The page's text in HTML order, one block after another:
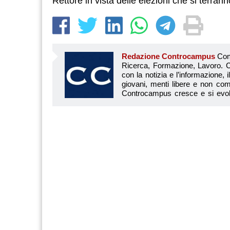
Redazione Controcampus Controcampus è Il magazine più letto dai giovani su: Scuola, Università, Ricerca, Formazione, Lavoro. Controcampus nasce nell’ottobre 2001 con la missione di affiancare con la notizia e l’informazione, il mondo dell’istruzione e dell’università. Il suo cuore pulsante sono i giovani, menti libere e non compromesse da nessun interesse di parte. Il progetto è ambizioso e Controcampus cresce e si evolve arricchendo il proprio staff con nuovi giovani vogliosi di